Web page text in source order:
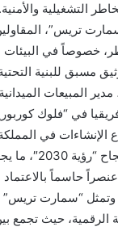
التشغيلية
تريس”،
خصوصاً في البيئات
مسبق للبنية
المبيعات
في “فلوك
في المملكة
عنصراً أساسياً
حاسماً بالاعتماد
وتمثل “سمارت
الرقمية، حيث تجمع